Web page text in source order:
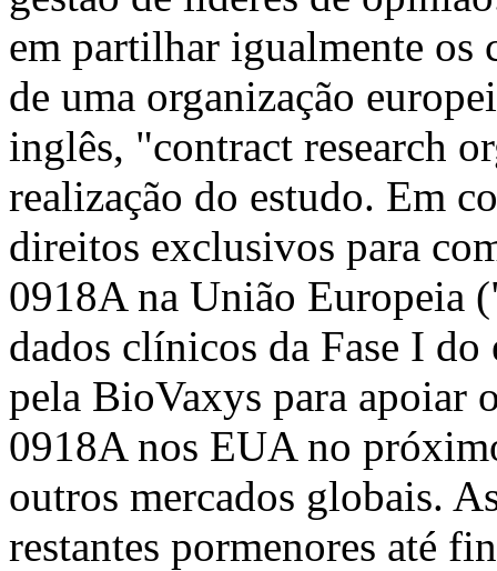
em partilhar igualmente os
de uma organização
inglês, "contract research
realização do estudo. Em
direitos exclusivos para
0918A na União Europeia
dados clínicos da Fase I
pela BioVaxys para apoiar
0918A nos EUA no
outros mercados globais.
restantes pormenores até